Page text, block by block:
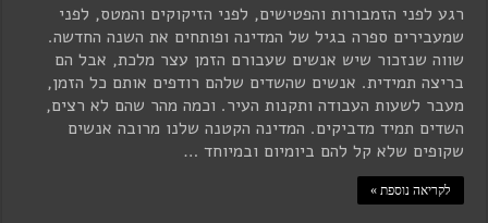
רגע לפני הזמבורות והפטישים, לפני הזיקוקים והמטס, לפני
שמעבירים ספרה בגיל של המדינה ופותחים את השנה החדשה.
שווה שנזכור שיש אנשים שעבורם הזמן עצר מלכת, אבל הם
בריצה תמידית. אנשים שהשדים שלהם רודפים אותם כל הזמן,
מעבר לשעות העבודה ותקנות העיר. וכמה מהר שהם לא רצים,
השדים תמיד מדביקים. המדינה הקטנה שלנו מרובה אנשים
שקופים שלא קל להם ביומיום ובמיוחד …
לקריאה נוספת »